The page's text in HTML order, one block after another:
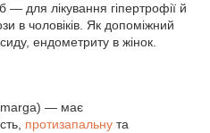
— для лікування гіпертрофії й
в чоловіків. Як допоміжний
ендометриту в жінок.
— має
протизапальну та